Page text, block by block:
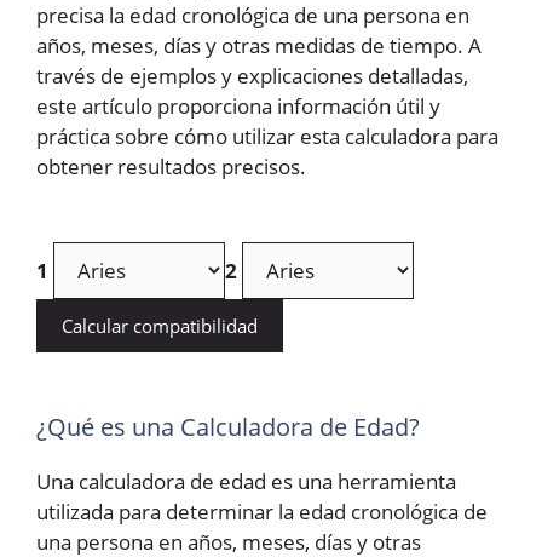
precisa la edad cronológica de una persona en
años, meses, días y otras medidas de tiempo. A
través de ejemplos y explicaciones detalladas,
este artículo proporciona información útil y
práctica sobre cómo utilizar esta calculadora para
obtener resultados precisos.
1 2
Calcular compatibilidad
¿Qué es una Calculadora de Edad?
Una calculadora de edad es una herramienta
utilizada para determinar la edad cronológica de
una persona en años, meses, días y otras